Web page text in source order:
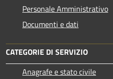
Personale Amministrativo
Documenti e dati
CATEGORIE DI SERVIZIO
Anagrafe e stato civile